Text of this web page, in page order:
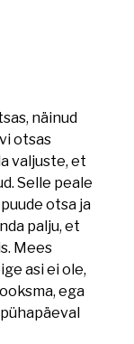
näinud
otsas
valjuste, et
Selle peale
otsa ja
palju, et
Mees
asi ei ole,
ega